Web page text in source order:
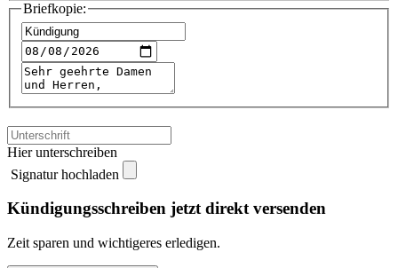
Briefkopie:
Hier unterschreiben
Signatur hochladen
Kündigungsschreiben jetzt direkt versenden
Zeit sparen und wichtigeres erledigen.